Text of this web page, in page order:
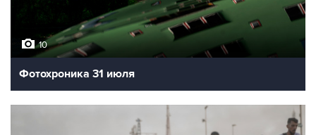
10
Фотохроника 31 июля